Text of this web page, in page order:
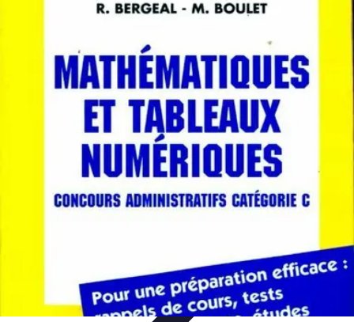
Coaching Training
Coaching Personnel
Coaching Training